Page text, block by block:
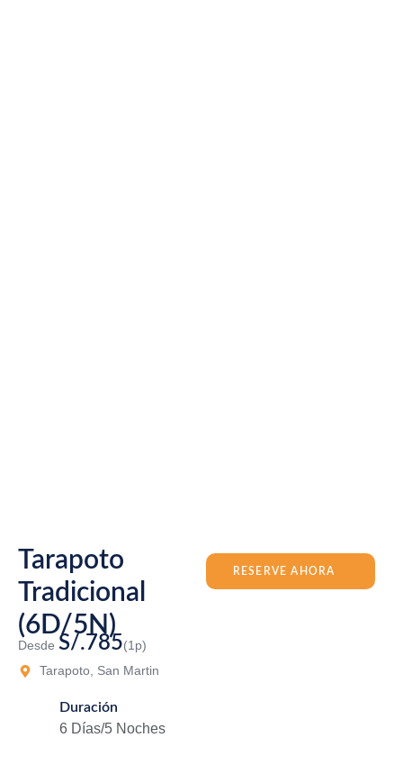
Tarapoto
Tradicional
(6D/5N)
Desde S/.785(1p)
Tarapoto, San Martin
RESERVE AHORA
Duración
6 Días/5 Noches